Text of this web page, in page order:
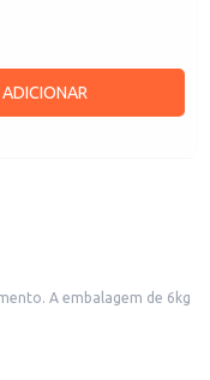
ADICIONAR